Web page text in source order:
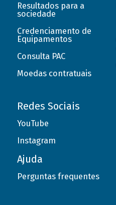
Resultados para a
sociedade
Credenciamento de
Equipamentos
Consulta PAC
Moedas contratuais
Redes Sociais
YouTube
Instagram
Ajuda
Perguntas frequentes